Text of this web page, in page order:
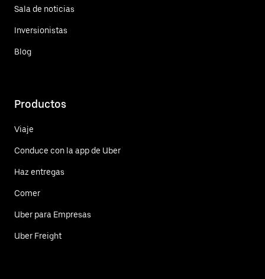
Sala de noticias
Inversionistas
Blog
Productos
Viaje
Conduce con la app de Uber
Haz entregas
Comer
Uber para Empresas
Uber Freight